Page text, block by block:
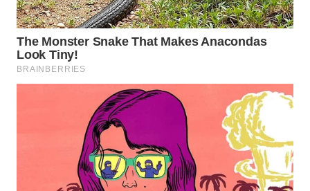
WN
CIANJUR
WN
KEPULAUAN